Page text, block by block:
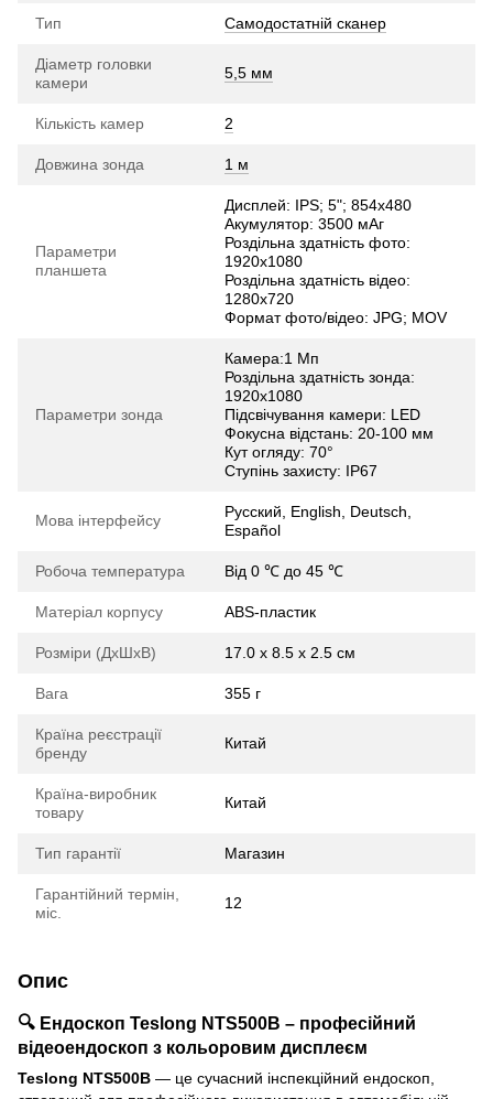
Тип Самодостатній сканер
Діаметр головки
камери
5,5 мм
Кількість камер 2
Довжина зонда 1 м
Параметри
планшета
Дисплей: IPS; 5"; 854х480
Акумулятор: 3500 мАг
Роздільна здатність фото:
1920х1080
Роздільна здатність відео:
1280х720
Формат фото/відео: JPG; MOV
Параметри зонда
Камера:1 Мп
Роздільна здатність зонда:
1920х1080
Підсвічування камери: LED
Фокусна відстань: 20-100 мм
Кут огляду: 70°
Ступінь захисту: IP67
Мова інтерфейсу
Русский, English, Deutsch,
Español
Робоча температура Від 0 ℃ до 45 ℃
Матеріал корпусу ABS-пластик
Розміри (ДхШхВ) 17.0 х 8.5 х 2.5 см
Вага 355 г
Країна реєстрації
бренду
Китай
Країна-виробник
товару
Китай
Тип гарантії Магазин
Гарантійний термін,
міс.
12
Опис
🔍 Ендоскоп Teslong NTS500B – професійний
відеоендоскоп з кольоровим дисплеєм
Teslong NTS500B — це сучасний інспекційний ендоскоп,